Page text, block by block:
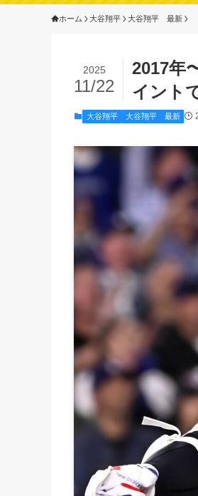
ホーム 大谷翔平 大谷翔平 最新
2017年
イント
2025
11/22
大谷翔平 大谷翔平 最新